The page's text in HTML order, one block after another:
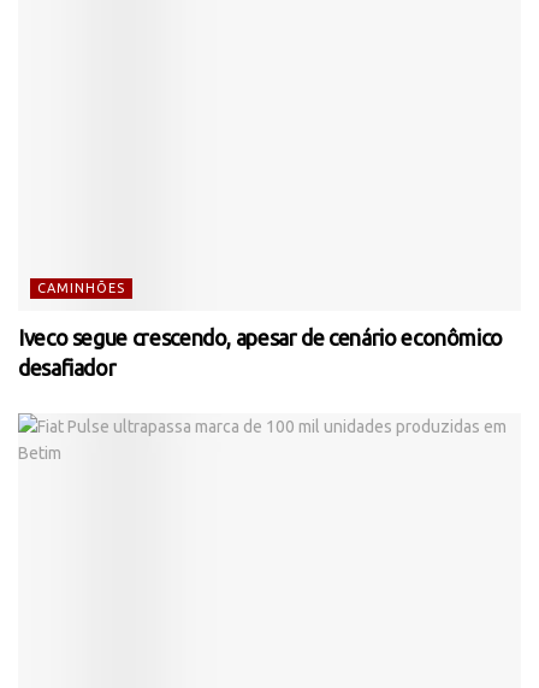
CAMINHÕES
Iveco segue crescendo, apesar de cenário econômico
desafiador